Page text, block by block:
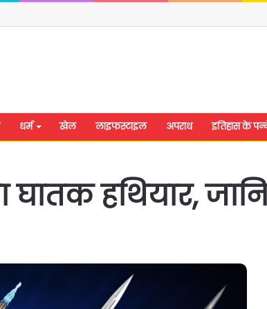
धर्म खेल लाइफस्टाइल अपराध इतिहास के
घातक हथियार,